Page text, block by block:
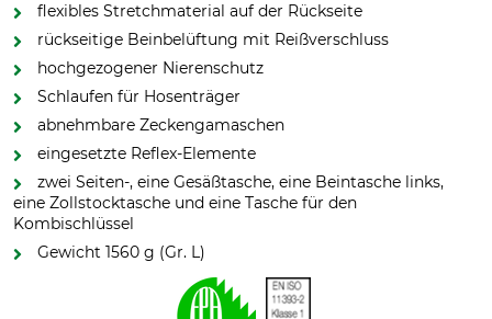
flexibles Stretchmaterial auf der Rückseite
rückseitige Beinbelüftung mit Reißverschluss
hochgezogener Nierenschutz
Schlaufen für Hosenträger
abnehmbare Zeckengamaschen
eingesetzte Reflex-Elemente
zwei Seiten-, eine Gesäßtasche, eine Beintasche links,
eine Zollstocktasche und eine Tasche für den
Kombischlüssel
Gewicht 1560 g (Gr. L)